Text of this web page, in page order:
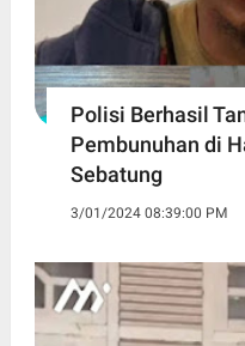
Polisi Berhasil
Pembunuhan di
Sebatung
3/01/2024 08:39:00 PM